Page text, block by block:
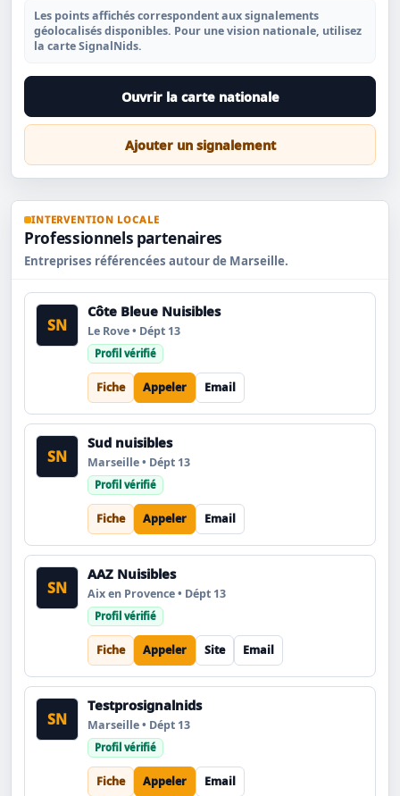
Les points affichés correspondent aux signalements
géolocalisés disponibles. Pour une vision nationale, utilisez
la carte SignalNids.
Ouvrir la carte nationale
Ajouter un signalement
INTERVENTION LOCALE
Professionnels partenaires
Entreprises référencées autour de Marseille.
SN
Côte Bleue Nuisibles
Le Rove • Dépt 13
Profil vérifié
Fiche Appeler Email
SN
Sud nuisibles
Marseille • Dépt 13
Profil vérifié
Fiche Appeler Email
SN
AAZ Nuisibles
Aix en Provence • Dépt 13
Profil vérifié
Fiche Appeler Site Email
SN
Testprosignalnids
Marseille • Dépt 13
Profil vérifié
Fiche Appeler Email